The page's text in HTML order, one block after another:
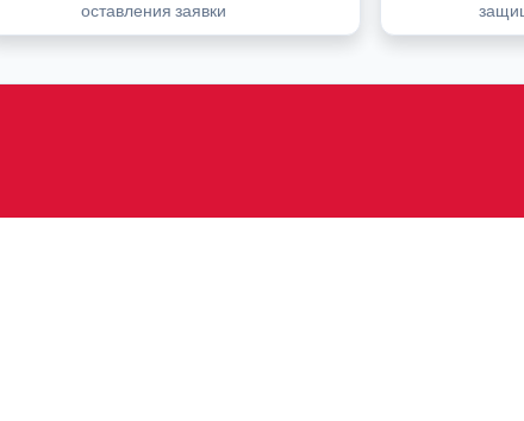
оставления заявки